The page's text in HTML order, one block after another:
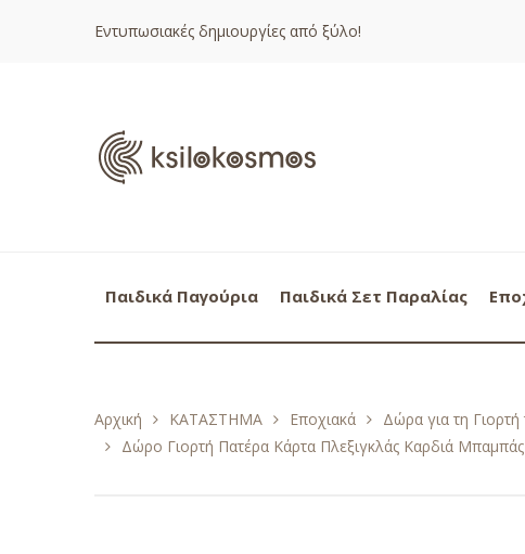
Εντυπωσιακές δημιουργίες από ξύλο!
Παιδικά Παγούρια Παιδικά Σετ Παραλίας
Αρχική ΚΑΤΑΣΤΗΜΑ Εποχιακά Δώρα για τη
Δώρο Γιορτή Πατέρα Κάρτα Πλεξιγκλάς Καρδιά